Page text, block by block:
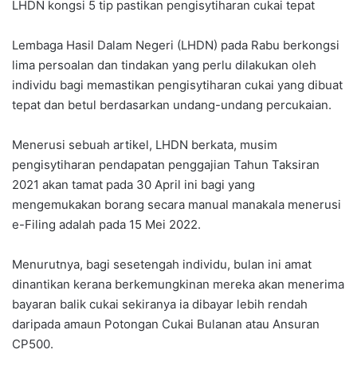
LHDN kongsi 5 tip pastikan pengisytiharan cukai tepat
Lembaga Hasil Dalam Negeri (LHDN) pada Rabu berkongsi
lima persoalan dan tindakan yang perlu dilakukan oleh
individu bagi memastikan pengisytiharan cukai yang dibuat
tepat dan betul berdasarkan undang-undang percukaian.
Menerusi sebuah artikel, LHDN berkata, musim
pengisytiharan pendapatan penggajian Tahun Taksiran
2021 akan tamat pada 30 April ini bagi yang
mengemukakan borang secara manual manakala menerusi
e-Filing adalah pada 15 Mei 2022.
Menurutnya, bagi sesetengah individu, bulan ini amat
dinantikan kerana berkemungkinan mereka akan menerima
bayaran balik cukai sekiranya ia dibayar lebih rendah
daripada amaun Potongan Cukai Bulanan atau Ansuran
CP500.